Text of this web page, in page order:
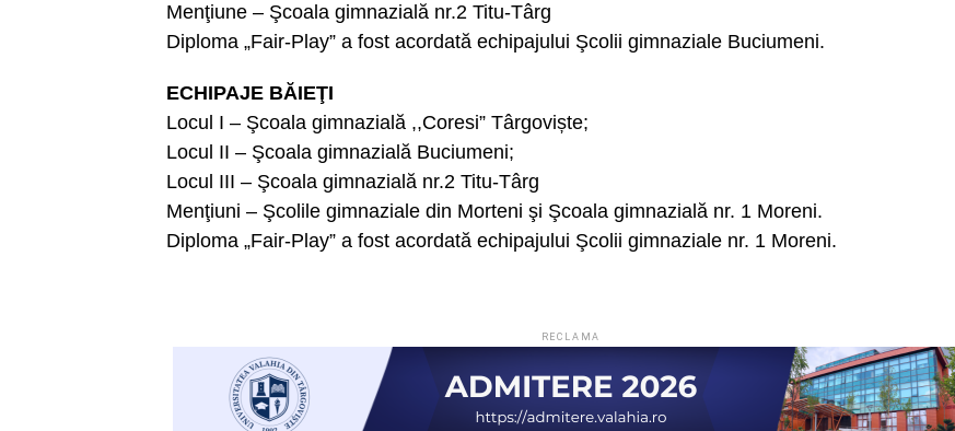
Menţiune – Şcoala gimnazială nr.2 Titu-Târg
Diploma „Fair-Play” a fost acordată echipajului Şcolii gimnaziale Buciumeni.
ECHIPAJE BĂIEŢI
Locul I – Şcoala gimnazială ,,Coresi” Târgoviște;
Locul II – Şcoala gimnazială Buciumeni;
Locul III – Şcoala gimnazială nr.2 Titu-Târg
Menţiuni – Şcolile gimnaziale din Morteni şi Şcoala gimnazială nr. 1 Moreni.
Diploma „Fair-Play” a fost acordată echipajului Şcolii gimnaziale nr. 1 Moreni.
RECLAMA